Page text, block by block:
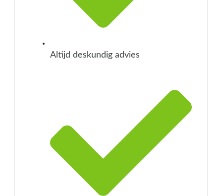
Altijd deskundig advies